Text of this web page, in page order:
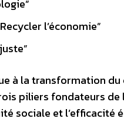
l’économie”
à la transformation
piliers fondateurs de
sociale et l’efficacité